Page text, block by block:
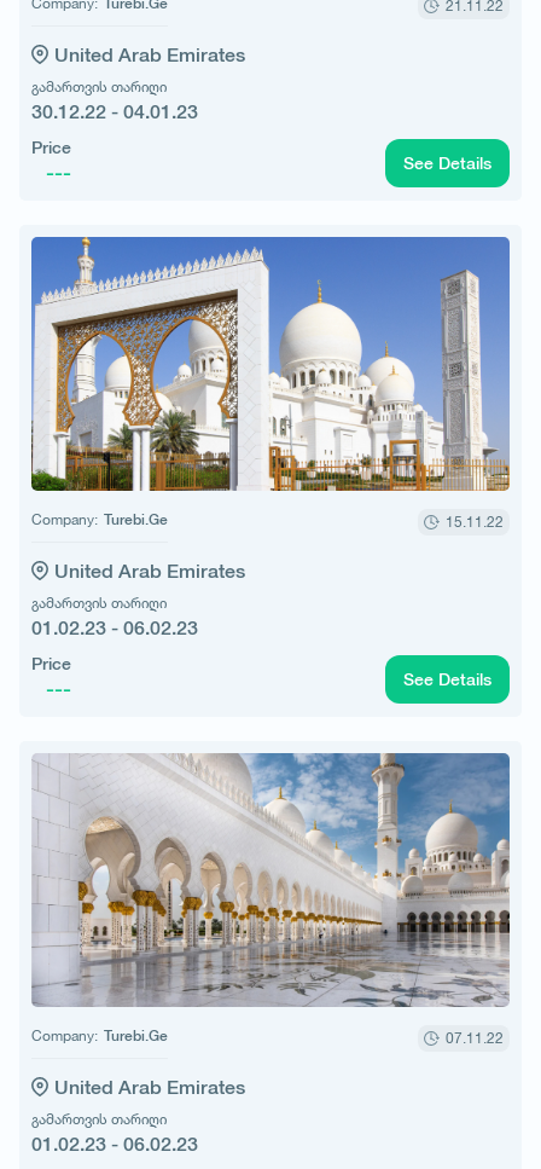
Turebi.Ge 21.11.22
United Arab Emirates
გამართვის თარიღი
30.12.22 - 04.01.23
Price
--- See Details
Company: Turebi.Ge 15.11.22
United Arab Emirates
გამართვის თარიღი
01.02.23 - 06.02.23
Price
--- See Details
Company: Turebi.Ge 07.11.22
United Arab Emirates
გამართვის თარიღი
01.02.23 - 06.02.23